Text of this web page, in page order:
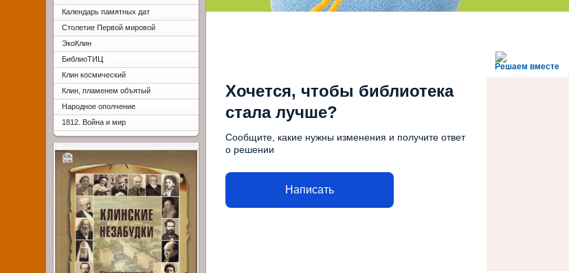
Решаем вместе
Хочется, чтобы библиотека
стала лучше?
Сообщите, какие нужны изменения и получите ответ
о решении
Написать
Календарь памятных дат
Столетие Первой мировой
ЭкоКлин
БиблиоТИЦ
Клин космический
Клин, пламенем объятый
Народное ополчение
1812. Война и мир